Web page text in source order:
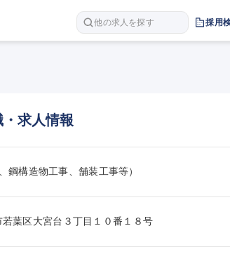
他の求人を探す 採用
求人情報
鋼構造物工事、舗装工事等）
葉区大宮台３丁目１０番１８号